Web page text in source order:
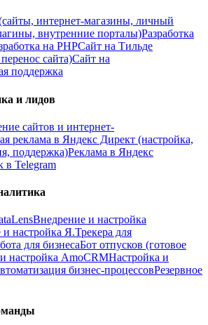
(сайты, интернет-магазины, личный
внутренние порталы)Разработка
на PHPСайт на Тильде
сайта)Сайт на
поддержка
и лидов
сайтов и интернет-
реклама в Яндекс Директ (настройка,
поддержка)Реклама в Яндекс
в Telegram
Внедрение и настройка
настройка Я.Трекера для
для бизнесаБот отпусков (готовое
настройка AmoCRMНастройка и
бизнес-процессовРезервное